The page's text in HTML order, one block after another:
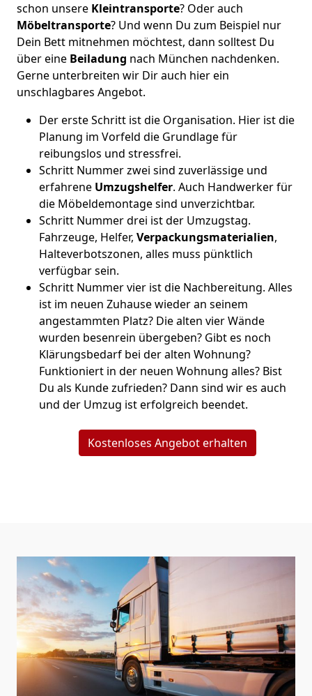
schon unsere Kleintransporte? Oder auch
Möbeltransporte? Und wenn Du zum Beispiel nur
Dein Bett mitnehmen möchtest, dann solltest Du
über eine Beiladung nach München nachdenken.
Gerne unterbreiten wir Dir auch hier ein
unschlagbares Angebot.
Der erste Schritt ist die Organisation. Hier ist die
Planung im Vorfeld die Grundlage für
reibungslos und stressfrei.
Schritt Nummer zwei sind zuverlässige und
erfahrene Umzugshelfer. Auch Handwerker für
die Möbeldemontage sind unverzichtbar.
Schritt Nummer drei ist der Umzugstag.
Fahrzeuge, Helfer, Verpackungsmaterialien,
Halteverbotszonen, alles muss pünktlich
verfügbar sein.
Schritt Nummer vier ist die Nachbereitung. Alles
ist im neuen Zuhause wieder an seinem
angestammten Platz? Die alten vier Wände
wurden besenrein übergeben? Gibt es noch
Klärungsbedarf bei der alten Wohnung?
Funktioniert in der neuen Wohnung alles? Bist
Du als Kunde zufrieden? Dann sind wir es auch
und der Umzug ist erfolgreich beendet.
Kostenloses Angebot erhalten